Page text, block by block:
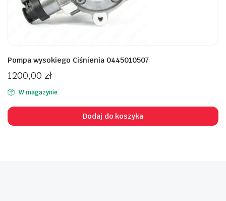
Pompa wysokiego Ciśnienia 0445010507
1200,00 zł
W magazynie
Dodaj do koszyka